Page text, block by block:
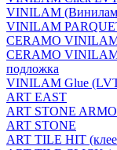
VINILAM
VINILAM
CERAMO
CERAMO VINILAM
подложка
VINILAM Glue
ART EAST
ART STONE
ART STONE
ART TILE HIT